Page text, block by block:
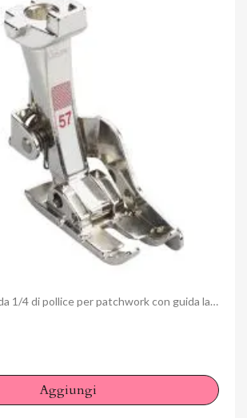
Anteprima Piedino Bernina da 1/4 di pollice per patchwork con guida laterale
Aggiungi